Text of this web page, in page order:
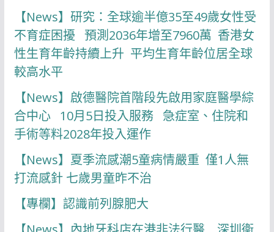
【News】研究：全球逾半億35至49歲女性受
不育症困擾 預測2036年增至7960萬 香港女
性生育年齡持續上升 平均生育年齡位居全球
較高水平
【News】啟德醫院首階段先啟用家庭醫學綜
合中心 10月5日投入服務 急症室、住院和
手術等料2028年投入運作
【News】夏季流感潮5童病情嚴重 僅1人無
打流感針 七歲男童昨不治
【專欄】認識前列腺肥大